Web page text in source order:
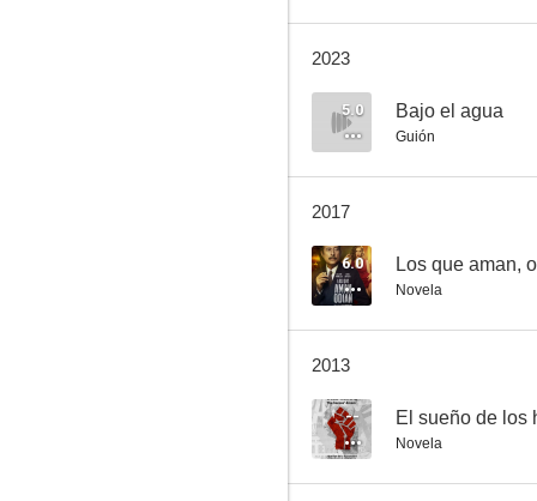
2023
5.0 Bajo el agua
Guión
2017
6.0 Los que aman,
Novela
2013
-- El sueño de los
Novela